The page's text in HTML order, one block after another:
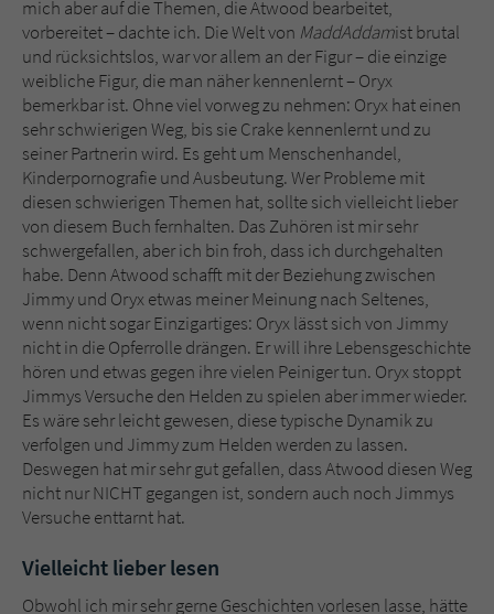
mich aber auf die Themen, die Atwood bearbeitet,
vorbereitet – dachte ich. Die Welt von MaddAddamist brutal
und rücksichtslos, war vor allem an der Figur – die einzige
weibliche Figur, die man näher kennenlernt – Oryx
bemerkbar ist. Ohne viel vorweg zu nehmen: Oryx hat einen
sehr schwierigen Weg, bis sie Crake kennenlernt und zu
seiner Partnerin wird. Es geht um Menschenhandel,
Kinderpornografie und Ausbeutung. Wer Probleme mit
diesen schwierigen Themen hat, sollte sich vielleicht lieber
von diesem Buch fernhalten. Das Zuhören ist mir sehr
schwergefallen, aber ich bin froh, dass ich durchgehalten
habe. Denn Atwood schafft mit der Beziehung zwischen
Jimmy und Oryx etwas meiner Meinung nach Seltenes,
wenn nicht sogar Einzigartiges: Oryx lässt sich von Jimmy
nicht in die Opferrolle drängen. Er will ihre Lebensgeschichte
hören und etwas gegen ihre vielen Peiniger tun. Oryx stoppt
Jimmys Versuche den Helden zu spielen aber immer wieder.
Es wäre sehr leicht gewesen, diese typische Dynamik zu
verfolgen und Jimmy zum Helden werden zu lassen.
Deswegen hat mir sehr gut gefallen, dass Atwood diesen Weg
nicht nur NICHT gegangen ist, sondern auch noch Jimmys
Versuche enttarnt hat.
Vielleicht lieber lesen
Obwohl ich mir sehr gerne Geschichten vorlesen lasse, hätte